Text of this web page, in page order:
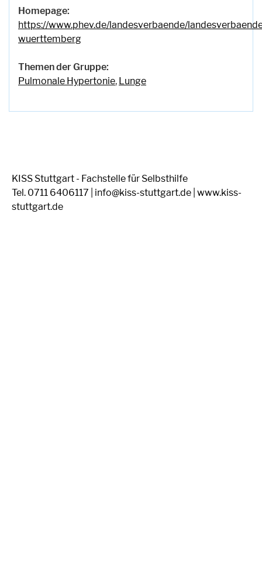
Homepage:
https://www.phev.de/landesverbaende/
wuerttemberg
Themen der Gruppe:
Pulmonale Hypertonie, Lunge
KISS Stuttgart - Fachstelle für Selbsthilfe
Tel. 0711 6406117 | info@kiss-stuttgart.de | www.kiss-
stuttgart.de